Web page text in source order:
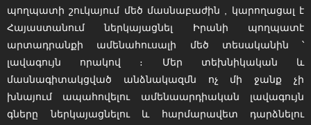
պողպատի շուկայում մեծ մասնաբաժին , կարողացալ է
Հայաստանում ներկայացնել Իրանի պողպատէ
արտադրանքի ամենահուսալի մեծ տեսականին ՝
լավագույն որակով ։ Մեր տեխնիկական և
մասնագիտակցված անձնակազմն ոչ մի ջանք չի
խնայում ապահովելու ամենաարդիական լավագույն
գները ներկայացնելու և հարմարավետ դարձնելու